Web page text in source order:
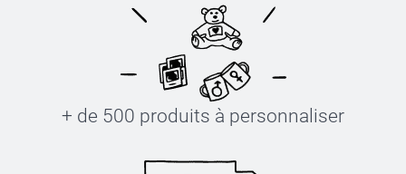
+ de 500 produits à personnaliser